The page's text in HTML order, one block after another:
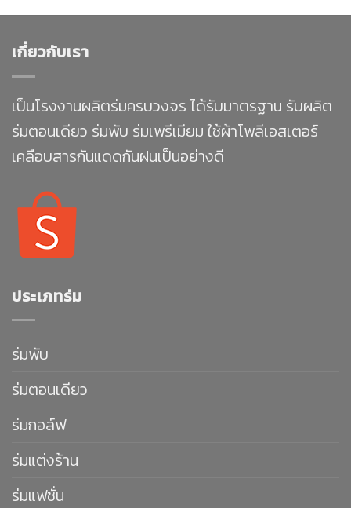
เกี่ยวกับเรา
เป็นโรงงานผลิตร่มครบวงจร ได้รับมาตรฐาน รับผลิต
ร่มตอนเดียว ร่มพับ ร่มเพรีเมียม ใช้ผ้าโพลีเอสเตอร์
เคลือบสารกันแดดกันฝนเป็นอย่างดี
ประเภทร่ม
ร่มพับ
ร่มตอนเดียว
ร่มกอล์ฟ
ร่มแต่งร้าน
ร่มแฟชั่น